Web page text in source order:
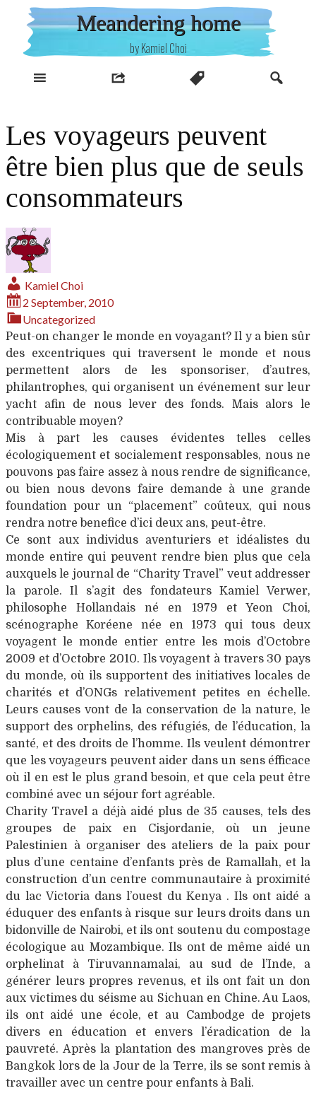
content
Meandering home
by Kamiel Choi
Les voyageurs peuvent
être bien plus que de seuls
consommateurs
Kamiel Choi
2 September, 2010
Uncategorized
Peut-on changer le monde en voyagant? Il y a bien sûr
des excentriques qui traversent le monde et nous
permettent alors de les sponsoriser, d’autres,
philantrophes, qui organisent un événement sur leur
yacht afin de nous lever des fonds. Mais alors le
contribuable moyen?
Mis à part les causes évidentes telles celles
écologiquement et socialement responsables, nous ne
pouvons pas faire assez à nous rendre de significance,
ou bien nous devons faire demande à une grande
foundation pour un “placement” coûteux, qui nous
rendra notre benefice d’ici deux ans, peut-être.
Ce sont aux individus aventuriers et idéalistes du
monde entire qui peuvent rendre bien plus que cela
auxquels le journal de “Charity Travel” veut addresser
la parole. Il s’agit des fondateurs Kamiel Verwer,
philosophe Hollandais né en 1979 et Yeon Choi,
scénographe Koréene née en 1973 qui tous deux
voyagent le monde entier entre les mois d’Octobre
2009 et d’Octobre 2010. Ils voyagent à travers 30 pays
du monde, où ils supportent des initiatives locales de
charités et d’ONGs relativement petites en échelle.
Leurs causes vont de la conservation de la nature, le
support des orphelins, des réfugiés, de l’éducation, la
santé, et des droits de l’homme. Ils veulent démontrer
que les voyageurs peuvent aider dans un sens éfficace
où il en est le plus grand besoin, et que cela peut être
combiné avec un séjour fort agréable.
Charity Travel a déjà aidé plus de 35 causes, tels des
groupes de paix en Cisjordanie, où un jeune
Palestinien à organiser des ateliers de la paix pour
plus d’une centaine d’enfants près de Ramallah, et la
construction d’un centre communautaire à proximité
du lac Victoria dans l’ouest du Kenya . Ils ont aidé a
éduquer des enfants à risque sur leurs droits dans un
bidonville de Nairobi, et ils ont soutenu du compostage
écologique au Mozambique. Ils ont de même aidé un
orphelinat à Tiruvannamalai, au sud de l’Inde, a
générer leurs propres revenus, et ils ont fait un don
aux victimes du séisme au Sichuan en Chine. Au Laos,
ils ont aidé une école, et au Cambodge de projets
divers en éducation et envers l’éradication de la
pauvreté. Après la plantation des mangroves près de
Bangkok lors de la Jour de la Terre, ils se sont remis à
travailler avec un centre pour enfants à Bali.